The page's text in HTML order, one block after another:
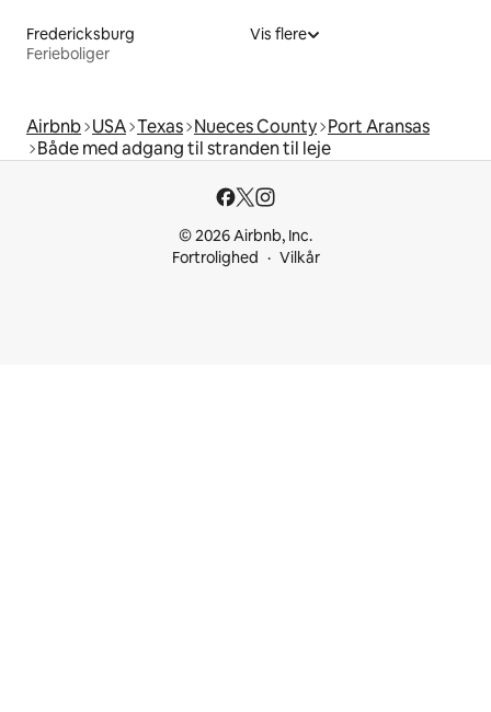
Fredericksburg
Ferieboliger
Vis flere
Airbnb USA Texas Nueces County Port Aransas
Både med adgang til stranden til leje
© 2026 Airbnb, Inc.
Fortrolighed
Vilkår